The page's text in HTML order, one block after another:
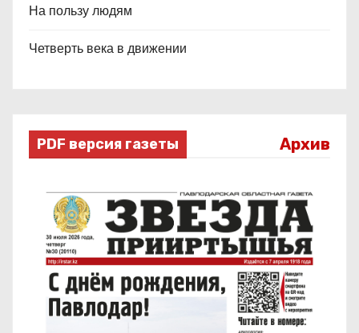
На пользу людям
Четверть века в движении
PDF версия газеты Архив